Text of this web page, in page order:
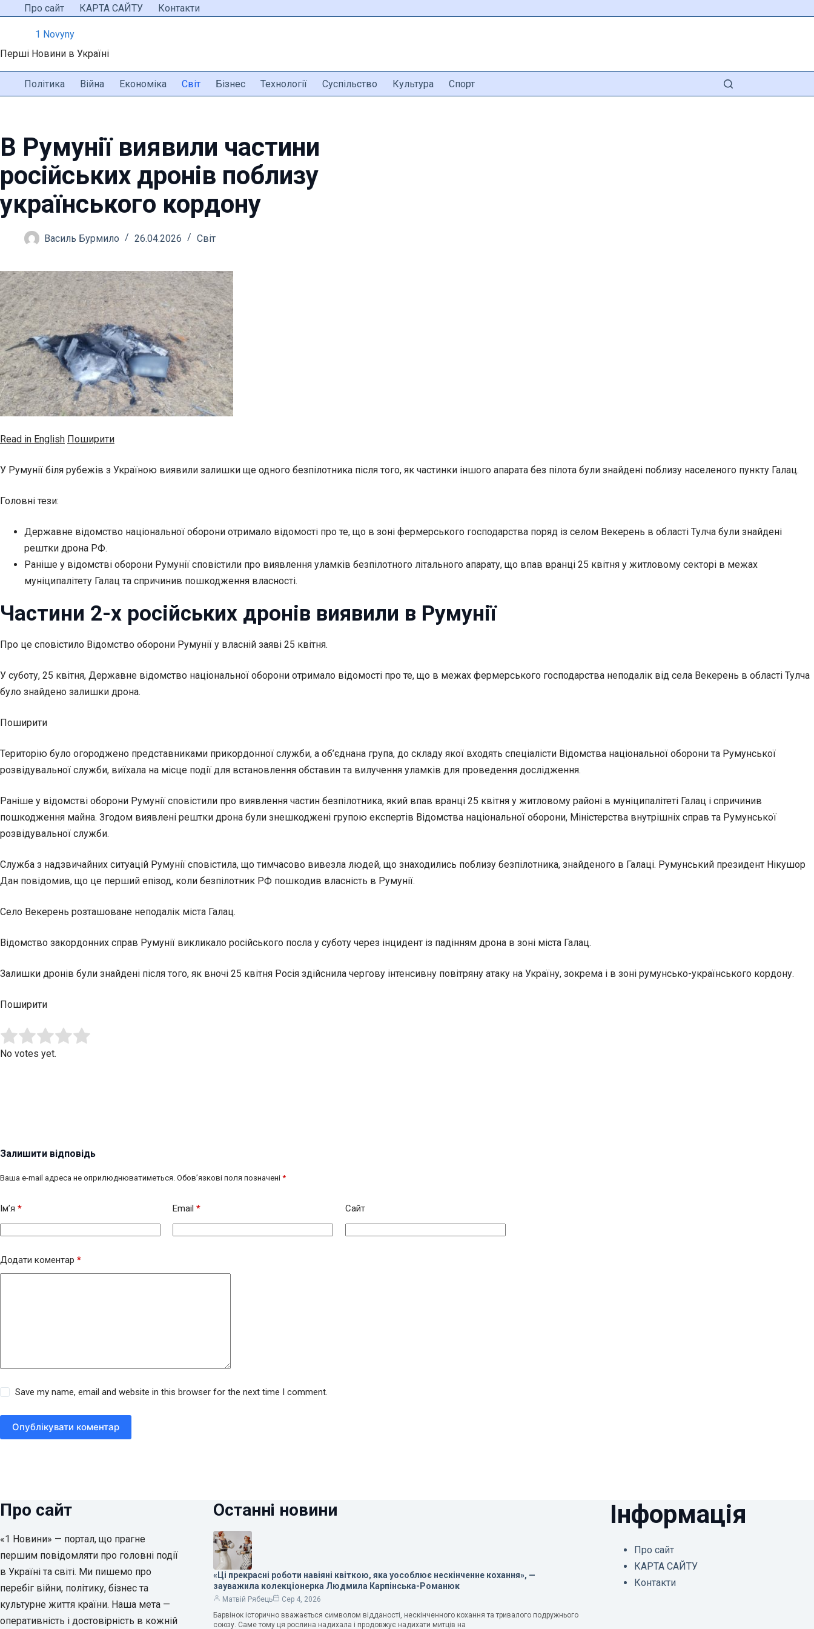
ПерейтиПро сайт КАРТА САЙТУ Контакти
1 Novyny
Перші Новини в Україні
Політика Війна Економіка Світ Бізнес Технології Суспільство Культура Спорт
В Румунії виявили частини
російських дронів поблизу
українського кордону
Василь Бурмило 26.04.2026 Світ
Read in English Поширити
У Румунії біля рубежів з Україною виявили залишки ще одного безпілотника після того, як частинки іншого апарата без пілота були знайдені поблизу населеного пункту Галац.
Головні тези:
Державне відомство національної оборони отримало відомості про те, що в зоні фермерського господарства поряд із селом Векерень в області Тулча були знайдені
рештки дрона РФ.
Раніше у відомстві оборони Румунії сповістили про виявлення уламків безпілотного літального апарату, що впав вранці 25 квітня у житловому секторі в межах
муніципалітету Галац та спричинив пошкодження власності.
Частини 2-х російських дронів виявили в Румунії
Про це сповістило Відомство оборони Румунії у власній заяві 25 квітня.
У суботу, 25 квітня, Державне відомство національної оборони отримало відомості про те, що в межах фермерського господарства неподалік від села Векерень в області Тулча
було знайдено залишки дрона.
Поширити
Територію було огороджено представниками прикордонної служби, а об’єднана група, до складу якої входять спеціалісти Відомства національної оборони та Румунської
розвідувальної служби, виїхала на місце події для встановлення обставин та вилучення уламків для проведення дослідження.
Раніше у відомстві оборони Румунії сповістили про виявлення частин безпілотника, який впав вранці 25 квітня у житловому районі в муніципалітеті Галац і спричинив
пошкодження майна. Згодом виявлені рештки дрона були знешкоджені групою експертів Відомства національної оборони, Міністерства внутрішніх справ та Румунської
розвідувальної служби.
Служба з надзвичайних ситуацій Румунії сповістила, що тимчасово вивезла людей, що знаходились поблизу безпілотника, знайденого в Галаці. Румунський президент Нікушор
Дан повідомив, що це перший епізод, коли безпілотник РФ пошкодив власність в Румунії.
Село Векерень розташоване неподалік міста Галац.
Відомство закордонних справ Румунії викликало російського посла у суботу через інцидент із падінням дрона в зоні міста Галац.
Залишки дронів були знайдені після того, як вночі 25 квітня Росія здійснила чергову інтенсивну повітряну атаку на Україну, зокрема і в зоні румунсько-українського кордону.
Поширити
Rate this item:
No votes yet.
Залишити відповідь
Ваша e-mail адреса не оприлюднюватиметься. Обов’язкові поля позначені *
Ім’я * Email * Сайт
Додати коментар *
Save my name, email and website in this browser for the next time I comment.
Опублікувати коментар
Про сайт
«1 Новини» — портал, що прагне
першим повідомляти про головні події
в Україні та світі. Ми пишемо про
перебіг війни, політику, бізнес та
культурне життя країни. Наша мета —
оперативність і достовірність в кожній
Останні новини
«Ці прекрасні роботи навіяні квіткою, яка уособлює нескінченне кохання», —
зауважила колекціонерка Людмила Карпінська-Романюк
Матвій Рябець
Сер 4, 2026
Барвінок історично вважається символом відданості, нескінченного кохання та тривалого подружнього
союзу. Саме тому ця рослина надихала і продовжує надихати митців на
Інформація
Про сайт
КАРТА САЙТУ
Контакти